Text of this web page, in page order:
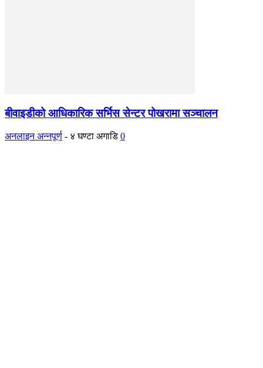
बीवाइडीको आधिकारिक सर्भिस सेन्टर पोखरामा सञ्चालन
अनलाइन अन्नपूर्ण - ४ घण्टा अगाडि 0